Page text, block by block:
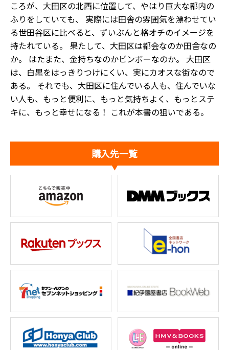
ころが、大田区の北西に位置して、やはり巨大な都内の
ふりをしていても、 実際には田舎の雰囲気を漂わせてい
る世田谷区に比べると、ずいぶんと格オチのイメージを
持たれている。 果たして、大田区は都会なのか田舎なの
か。 はたまた、金持ちなのかビンボーなのか。 大田区
は、白黒をはっきりつけにくい、実にカオスな街なので
ある。 それでも、大田区に住んでいる人も、住んでいな
い人も、もっと便利に、もっと気持ちよく、もっとステ
キに、もっと幸せになる！ これが本書の狙いである。
購入先一覧